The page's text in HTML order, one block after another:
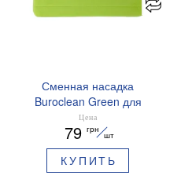
Сменная насадка
Buroclean Green для
швабры на липучки
микрофибра 44x13 см
10300200
Цена
79 грн
шт
КУПИТЬ